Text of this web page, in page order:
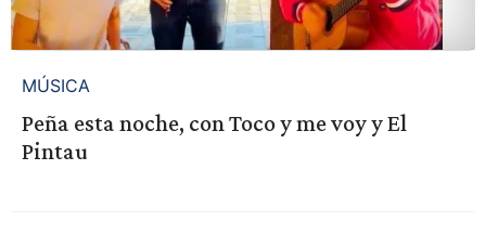
MÚSICA
Peña esta noche, con Toco y me voy y El
Pintau